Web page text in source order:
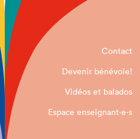
Contact
Devenir bénévole!
Vidéos et balados
Espace enseignant·e⋅s